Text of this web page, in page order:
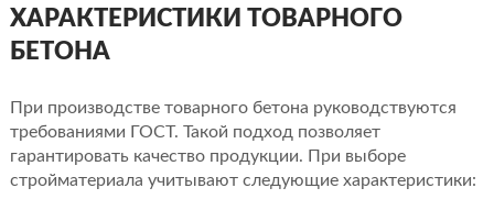
ХАРАКТЕРИСТИКИ ТОВАРНОГО
БЕТОНА
При производстве товарного бетона руководствуются
требованиями ГОСТ. Такой подход позволяет
гарантировать качество продукции. При выборе
стройматериала учитывают следующие характеристики: